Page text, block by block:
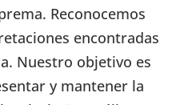
Reconocemos
encontradas
Nuestro objetivo es
y mantener la